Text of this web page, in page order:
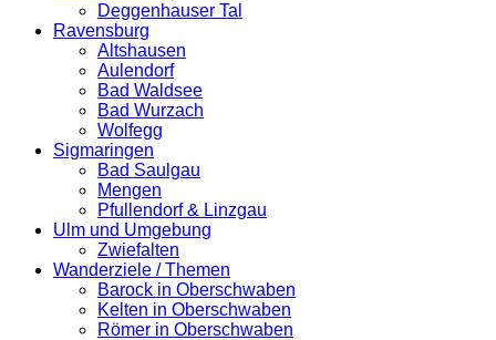
Deggenhauser Tal
Ravensburg
Altshausen
Aulendorf
Bad Waldsee
Bad Wurzach
Wolfegg
Sigmaringen
Bad Saulgau
Mengen
Pfullendorf & Linzgau
Ulm und Umgebung
Zwiefalten
Wanderziele / Themen
Barock in Oberschwaben
Kelten in Oberschwaben
Römer in Oberschwaben